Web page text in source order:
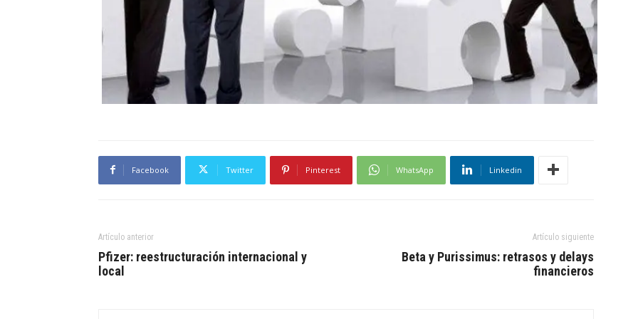
Facebook Twitter Pinterest WhatsApp Linkedin
Artículo anterior
Pfizer: reestructuración internacional y
local
Artículo siguiente
Beta y Purissimus: retrasos y delays
financieros